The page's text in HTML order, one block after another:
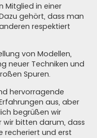
Mitglied in einer
gehört, dass man
respektiert
von Modellen,
neuer Techniken und
Spuren.
hervorragende
aus, aber
begrüßen wir
wir bitten darum, dass
recheriert und erst